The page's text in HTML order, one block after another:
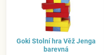
Goki Stolní hra Věž Jenga
barevná